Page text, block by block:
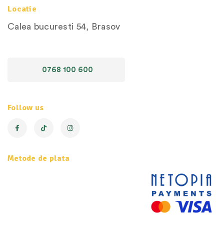
Locatie
Calea bucuresti 54, Brasov
0768 100 600
Follow us
Metode de plata